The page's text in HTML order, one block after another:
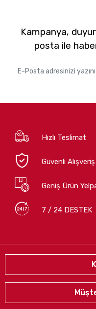
Kampanya,
posta ile
Hızlı Teslimat
Güvenli Alışveriş
Geniş Ürün
7 / 24 DESTEK